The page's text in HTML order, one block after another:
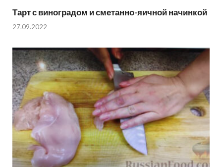
Тарт с виноградом и сметанно-яичной начинкой
27.09.2022